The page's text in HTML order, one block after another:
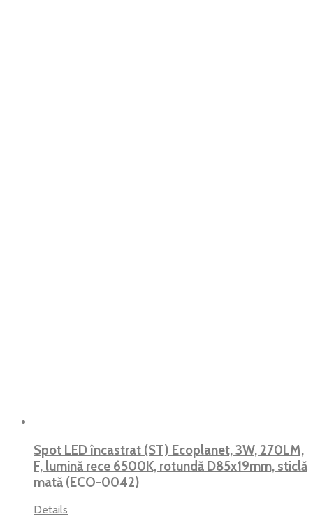
Spot LED încastrat (ST) Ecoplanet, 3W, 270LM,
F, lumină rece 6500K, rotundă D85x19mm, sticlă
mată (ECO-0042)
Details